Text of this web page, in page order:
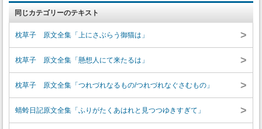
同じカテゴリーのテキスト
枕草子 原文全集「上にさぶらう御猫は」 >
枕草子 原文全集「懸想人にて来たるは」 >
枕草子 原文全集「つれづれなるもの/つれづれなぐさむもの」 >
蜻蛉日記原文全集「ふりがたくあはれと見つつゆきすぎて」 >